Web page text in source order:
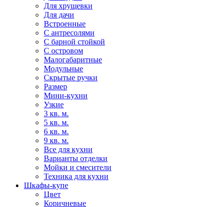
Для хрущевки
Для дачи
Встроенные
С антресолями
С барной стойкой
С островом
Малогабаритные
Модульные
Скрытые ручки
Размер
Мини-кухни
Узкие
3 кв. м.
5 кв. м.
6 кв. м.
9 кв. м.
Все для кухни
Варианты отделки
Мойки и смесители
Техника для кухни
Шкафы-купе
Цвет
Коричневые